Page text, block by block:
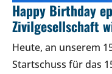
Happy Birthday
Zivilgesellschaft
Heute, an unserem
Startschuss für das